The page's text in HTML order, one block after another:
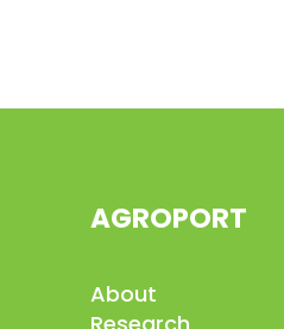
AGROPORT
About